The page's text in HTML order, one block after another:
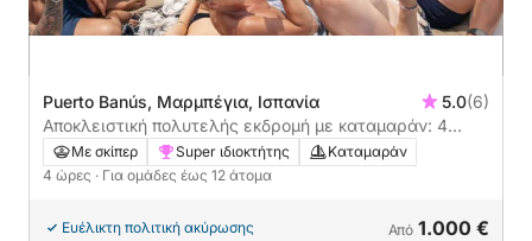
Puerto Banús, Μαρμπέγια, Ισπανία 5.0(6)
Αποκλειστική πολυτελής εκδρομή με καταμαράν: 4
ώρες ιστιοπλοΐας στη Μαρμπέγια
Με σκίπερ Super ιδιοκτήτης
Καταμαράν
4 ώρες · Για ομάδες έως 12 άτομα
Ευέλικτη πολιτική ακύρωσης Από 1.000 €